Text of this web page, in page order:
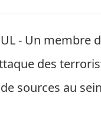
- Un membre
des
sources au